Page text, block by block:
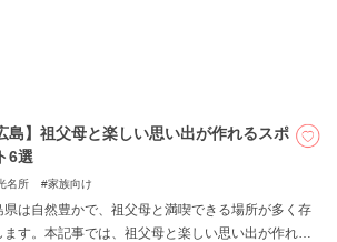
島】祖父母と楽しい思い出が作れるスポ
6選
名所 家族向け
県は自然豊かで、祖父母と満喫できる場所が多く存
ます。本記事では、祖父母と楽しい思い出が作れる